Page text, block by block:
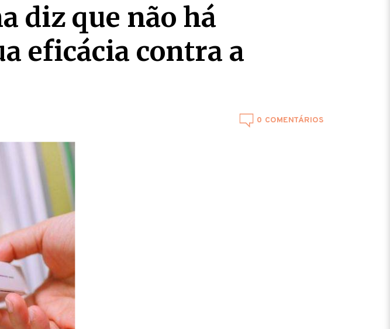
diz que não há
eficácia contra a
0